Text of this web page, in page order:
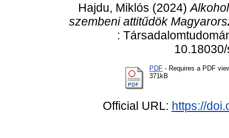
Hajdu, Miklós (2024)
szembeni attitűdök
:
PDF - Requires a PDF
371kB
Official URL: https://